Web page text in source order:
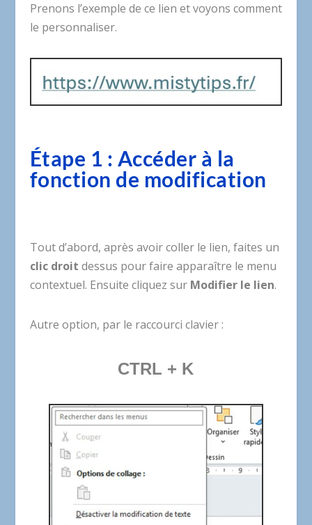
Prenons l’exemple de ce lien et voyons comment
le personnaliser.
Étape 1 : Accéder à la
fonction de modification
Tout d’abord, après avoir coller le lien, faites un
clic droit dessus pour faire apparaître le menu
contextuel. Ensuite cliquez sur Modifier le lien.
Autre option, par le raccourci clavier :
CTRL + K